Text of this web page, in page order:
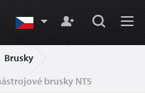
Brusky
brusky NTS